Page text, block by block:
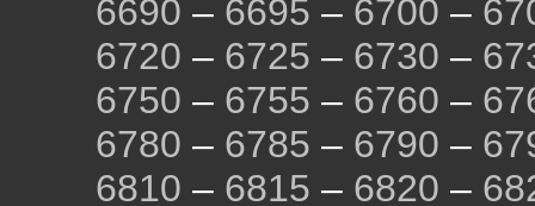
6690 – 6695 – 6700 –
6720 – 6725 – 6730 –
6750 – 6755 – 6760 –
6780 – 6785 – 6790 –
6810 – 6815 – 6820 –